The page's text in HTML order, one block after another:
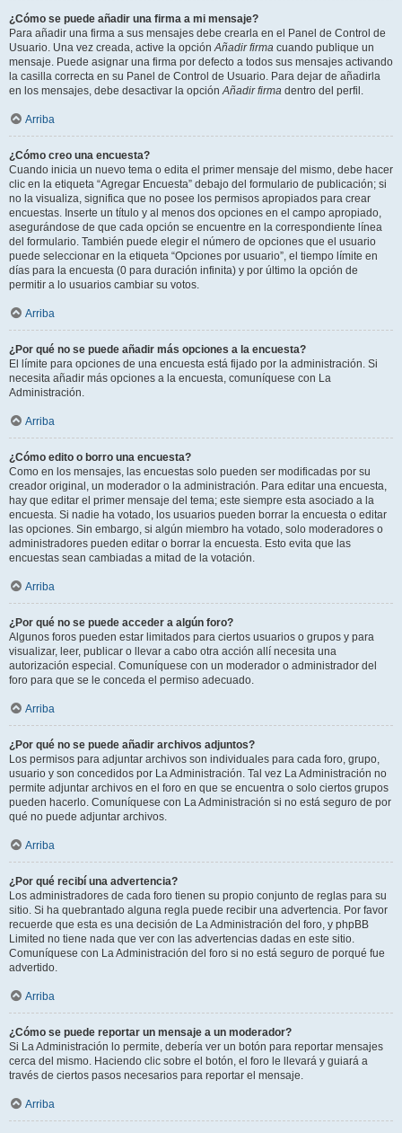
¿Cómo se puede añadir una firma a mi mensaje?
Para añadir una firma a sus mensajes debe crearla en el Panel de Control de
Usuario. Una vez creada, active la opciónAñadir firma cuando publique un
mensaje. Puede asignar una firma por defecto a todos sus mensajes activando
la casilla correcta en su Panel de Control de Usuario. Para dejar de añadirla
en los mensajes, debe desactivar la opciónAñadir firma dentro del perfil.
Arriba
¿Cómo creo una encuesta?
Cuando inicia un nuevo tema o edita el primer mensaje del mismo, debe hacer
clic en la etiqueta “Agregar Encuesta” debajo del formulario de publicación; si
no la visualiza, significa que no posee los permisos apropiados para crear
encuestas. Inserte un título y al menos dos opciones en el campo apropiado,
asegurándose de que cada opción se encuentre en la correspondiente línea
del formulario. También puede elegir el número de opciones que el usuario
puede seleccionar en la etiqueta “Opciones por usuario”, el tiempo límite en
días para la encuesta (0 para duración infinita) y por último la opción de
permitir a lo usuarios cambiar su votos.
Arriba
¿Por qué no se puede añadir más opciones a la encuesta?
El límite para opciones de una encuesta está fijado por la administración. Si
necesita añadir más opciones a la encuesta, comuníquese con La
Administración.
Arriba
¿Cómo edito o borro una encuesta?
Como en los mensajes, las encuestas solo pueden ser modificadas por su
creador original, un moderador o la administración. Para editar una encuesta,
hay que editar el primer mensaje del tema; este siempre esta asociado a la
encuesta. Si nadie ha votado, los usuarios pueden borrar la encuesta o editar
las opciones. Sin embargo, si algún miembro ha votado, solo moderadores o
administradores pueden editar o borrar la encuesta. Esto evita que las
encuestas sean cambiadas a mitad de la votación.
Arriba
¿Por qué no se puede acceder a algún foro?
Algunos foros pueden estar limitados para ciertos usuarios o grupos y para
visualizar, leer, publicar o llevar a cabo otra acción allí necesita una
autorización especial. Comuníquese con un moderador o administrador del
foro para que se le conceda el permiso adecuado.
Arriba
¿Por qué no se puede añadir archivos adjuntos?
Los permisos para adjuntar archivos son individuales para cada foro, grupo,
usuario y son concedidos por La Administración. Tal vez La Administración no
permite adjuntar archivos en el foro en que se encuentra o solo ciertos grupos
pueden hacerlo. Comuníquese con La Administración si no está seguro de por
qué no puede adjuntar archivos.
Arriba
¿Por qué recibí una advertencia?
Los administradores de cada foro tienen su propio conjunto de reglas para su
sitio. Si ha quebrantado alguna regla puede recibir una advertencia. Por favor
recuerde que esta es una decisión de La Administración del foro, y phpBB
Limited no tiene nada que ver con las advertencias dadas en este sitio.
Comuníquese con La Administración del foro si no está seguro de porqué fue
advertido.
Arriba
¿Cómo se puede reportar un mensaje a un moderador?
Si La Administración lo permite, debería ver un botón para reportar mensajes
cerca del mismo. Haciendo clic sobre el botón, el foro le llevará y guiará a
través de ciertos pasos necesarios para reportar el mensaje.
Arriba